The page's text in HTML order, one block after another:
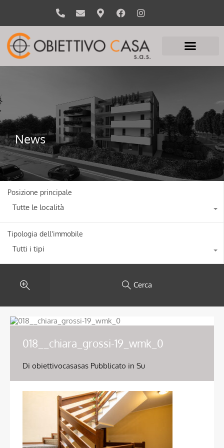
News
Posizione principale
Tutte le località
Tipologia dell'immobile
Tutti i tipi
Cerca
018__chiara_grossi-19_wmk_0
Di obiettivocasasas Pubblicato in Su